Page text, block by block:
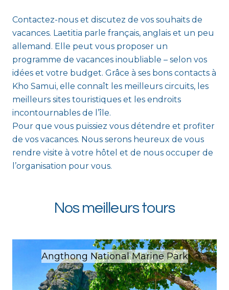
Contactez-nous et discutez de vos souhaits de
vacances. Laetitia parle français, anglais et un peu
allemand. Elle peut vous proposer un
programme de vacances inoubliable – selon vos
idées et votre budget. Grâce à ses bons contacts à
Kho Samui, elle connaît les meilleurs circuits, les
meilleurs sites touristiques et les endroits
incontournables de l’île.
Pour que vous puissiez vous détendre et profiter
de vos vacances. Nous serons heureux de vous
rendre visite à votre hôtel et de nous occuper de
l’organisation pour vous.
Nos meilleurs tours
Angthong National Marine Park